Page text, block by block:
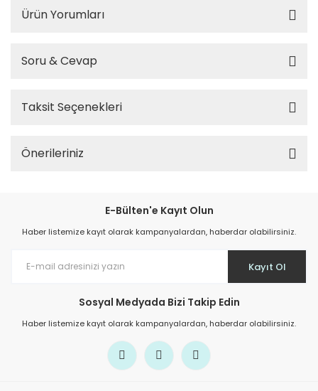
Ürün Yorumları
Soru & Cevap
Taksit Seçenekleri
Önerileriniz
E-Bülten'e Kayıt Olun
Haber listemize kayıt olarak kampanyalardan, haberdar olabilirsiniz.
Kayıt Ol
Sosyal Medyada Bizi Takip Edin
Haber listemize kayıt olarak kampanyalardan, haberdar olabilirsiniz.